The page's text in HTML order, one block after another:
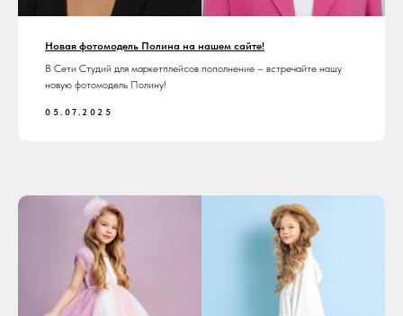
Новая фотомодель Полина на нашем сайте!
В Сети Студий для маркетплейсов пополнение – встречайте нашу
новую фотомодель Полину!
05.07.2025